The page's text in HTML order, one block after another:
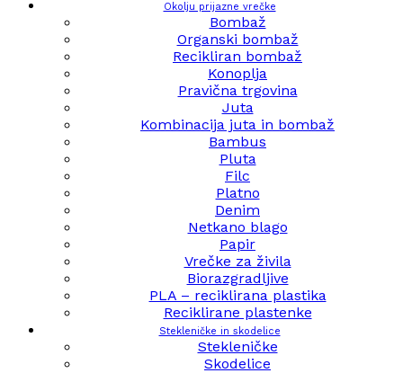
Okolju prijazne vrečke
Bombaž
Organski bombaž
Recikliran bombaž
Konoplja
Pravična trgovina
Juta
Kombinacija juta in bombaž
Bambus
Pluta
Filc
Platno
Denim
Netkano blago
Papir
Vrečke za živila
Biorazgradljive
PLA – reciklirana plastika
Reciklirane plastenke
Stekleničke in skodelice
Stekleničke
Skodelice